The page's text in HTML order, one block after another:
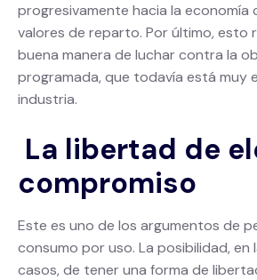
progresivamente hacia la economía
valores de reparto. Por último, esto
buena manera de luchar contra la
programada, que todavía está muy
industria.
La libertad de
compromiso
Este es uno de los argumentos de
consumo por uso. La posibilidad, en
casos, de tener una forma de